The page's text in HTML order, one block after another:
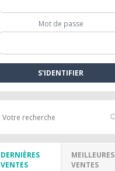
Mot de passe
DERNIÈRES
VENTES
MEILLEURES
VENTES